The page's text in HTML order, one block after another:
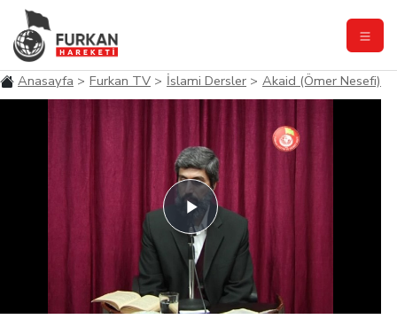
Anasayfa Furkan TV İslami Dersler Akaid (Ömer Nesefi)
Play
Video